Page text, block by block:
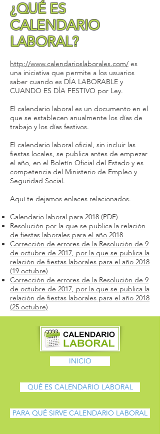
¿QUÉ ES
CALENDARIO
LABORAL?
http://www.calendarioslaborales.com/ es
una iniciativa que permite a los usuarios
saber cuando es DÍA LABORABLE y
CUANDO ES DÍA FESTIVO por Ley.
El calendario laboral es un documento en el
que se establecen anualmente los días de
trabajo y los días festivos.
El calendario laboral oficial, sin incluir las
fiestas locales, se publica antes de empezar
el año, en el Boletín Oficial del Estado y es
competencia del Ministerio de Empleo y
Seguridad Social.
Aquí te dejamos enlaces relacionados.
Calendario laboral para 2018 (PDF)
Resolución por la que se publica la relación
de fiestas laborales para el año 2018
Corrección de errores de la Resolución de 9
de octubre de 2017, por la que se publica la
relación de fiestas laborales para el año 2018
(19 octubre)
Corrección de errores de la Resolución de 9
de octubre de 2017, por la que se publica la
relación de fiestas laborales para el año 2018
(25 octubre)
INICIO
QUÉ ES CALENDARIO LABORAL
PARA QUÉ SIRVE CALENDARIO LABORAL